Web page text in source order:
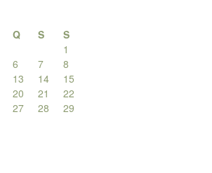
Q S
S
1
6 7
8
13 14
15
20 21
22
27 28
29